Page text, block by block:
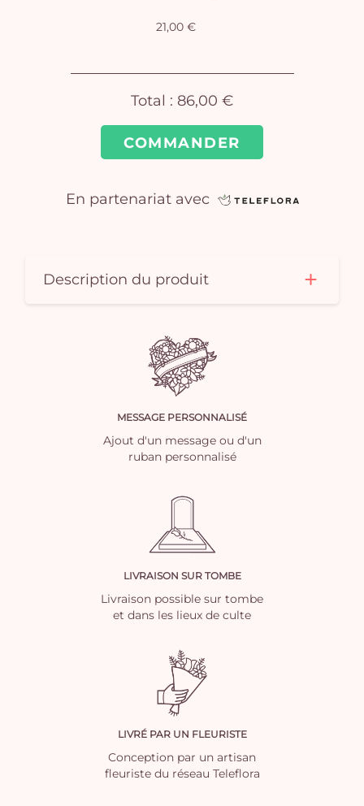
COMMANDER
21,00 €
Total : 86,00 €
En partenariat avec
Description du produit
MESSAGE PERSONNALISÉ
Ajout d'un message ou d'un
ruban personnalisé
LIVRAISON SUR TOMBE
Livraison possible sur tombe
et dans les lieux de culte
LIVRÉ PAR UN FLEURISTE
Conception par un artisan
fleuriste du réseau Teleflora